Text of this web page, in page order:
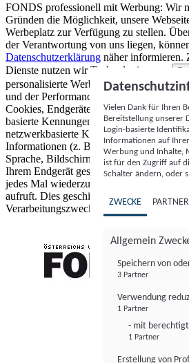
FONDS professionell mit Werbung: Wir
Gründen die Möglichkeit, unsere
Werbeplatz zur Verfügung zu stellen.
der Verantwortung von uns liegen,
Datenschutzerklärung näher informieren.
Dienste nutzen wir Technologien von
personalisierte Werbung und Inhalte,
und der Performance von Inhalten sowie
Cookies, Endgeräte- oder ähnliche
basierte Kennungen, zufällig generierte
netzwerkbasierte Kennungen) können
Informationen (z. B. Browsertyp und
Sprache, Bildschirmgröße, unterstützte
Ihrem Endgerät gespeichert oder von dort
jedes Mal wiederzuerkennen, wenn es
aufruft. Dies geschieht für einen oder
Verarbeitungszwecke.
Vielen Dank für Ihren
Bereitstellung unserer
Login-basierte
Informationen auf
Werbung und Inhalte,
ist für den Zugriff auf
Schalter ändern, oder
ZWECKE PARTNER
Allgemein
Speichern von
3 Partner
Verwendung
1 Partner
- mit
1 Partner
Erstellung von
FONDS professionell